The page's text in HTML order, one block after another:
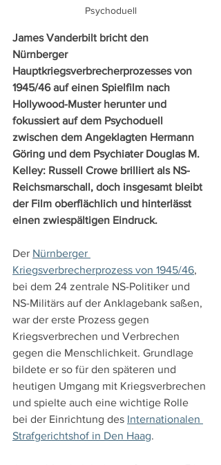
Psychoduell
James Vanderbilt bricht den
Nürnberger
Hauptkriegsverbrecherprozesses von
1945/46 auf einen Spielfilm nach
Hollywood-Muster herunter und
fokussiert auf dem Psychoduell
zwischen dem Angeklagten Hermann
Göring und dem Psychiater Douglas M.
Kelley: Russell Crowe brilliert als NS-
Reichsmarschall, doch insgesamt bleibt
der Film oberflächlich und hinterlässt
einen zwiespältigen Eindruck.
Der Nürnberger
Kriegsverbrecherprozess von 1945/46,
bei dem 24 zentrale NS-Politiker und
NS-Militärs auf der Anklagebank saßen,
war der erste Prozess gegen
Kriegsverbrechen und Verbrechen
gegen die Menschlichkeit. Grundlage
bildete er so für den späteren und
heutigen Umgang mit Kriegsverbrechen
und spielte auch eine wichtige Rolle
bei der Einrichtung des Internationalen
Strafgerichtshof in Den Haag.